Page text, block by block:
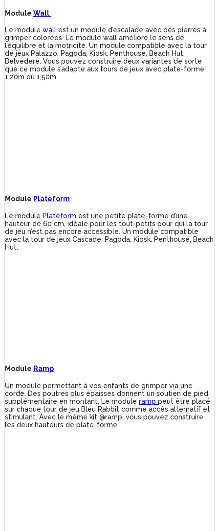
Module Wall
Le module wall est un module d’escalade avec des pierres à
grimper colorées. Le module wall améliore le sens de
l’équilibre et la motricité. Un module compatible avec la tour
de jeux Palazzo, Pagoda, Kiosk, Penthouse, Beach Hut,
Belvedere. Vous pouvez construire deux variantes de sorte
que ce module s’adapte aux tours de jeux avec plate-forme
1,20m ou 1,50m.
Module Plateform
Le module Plateform est une petite plate-forme d’une
hauteur de 60 cm, idéale pour les tout-petits pour qui la tour
de jeu n’est pas encore accessible. Un module compatible
avec la tour de jeux Cascade, Pagoda, Kiosk, Penthouse, Beach
Hut.
Module Ramp
Un module permettant à vos enfants de grimper via une
corde. Des poutres plus épaisses donnent un soutien de pied
supplémentaire en montant. Le module ramp peut être placé
sur chaque tour de jeu Bleu Rabbit comme accès alternatif et
stimulant. Avec le même kit @ramp, vous pouvez construire
les deux hauteurs de plate-forme.